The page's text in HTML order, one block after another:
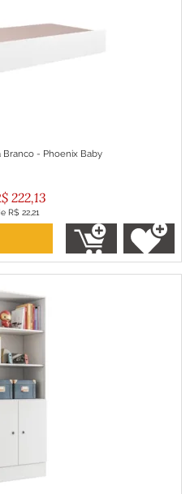
Branco - Phoenix Baby
222,13
R$ 22,21
no boleto